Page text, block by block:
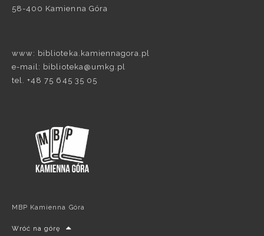
58-400 Kamienna Góra
www: biblioteka.kamiennagora.pl
e-mail: biblioteka@umkg.pl
tel. +48 75 645 35 05
MBP Kamienna Góra
Wróć na górę